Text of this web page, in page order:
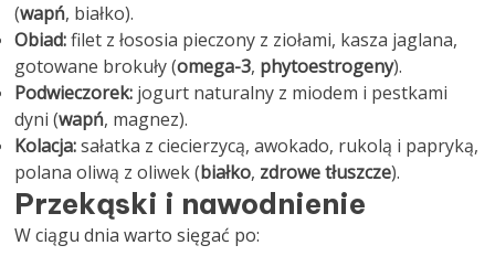
(wapń, białko).
Obiad:filet z łososia pieczony z ziołami, kasza jaglana,
gotowane brokuły (omega-3, phytoestrogeny).
Podwieczorek: jogurt naturalny z miodem i pestkami
dyni (wapń, magnez).
Kolacja:sałatka z ciecierzycą, awokado, rukolą i papryką,
polana oliwą z oliwek (białko, zdrowe tłuszcze).
Przekąski i nawodnienie
W ciągu dnia warto sięgać po: